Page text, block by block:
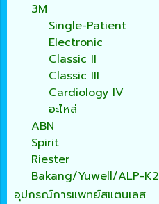
3M
Single-Patient
Electronic
Classic II
Classic III
Cardiology IV
อะไหล่
ABN
Spirit
Riester
Bakang/Yuwell/ALP-K2
อุปกรณ์การแพทย์สแตนเลส